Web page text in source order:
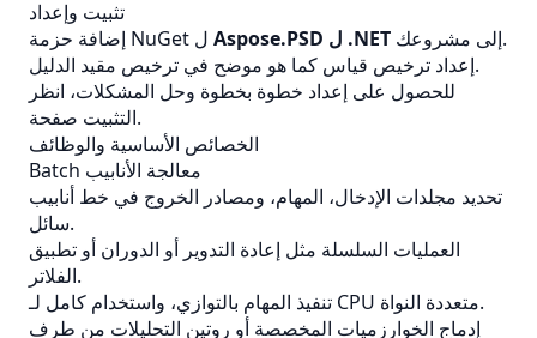
تثبيت وإعداد
Aspose.PSD ل .NET
إلى مشروعك.
إعداد ترخيص قياس كما هو موضح في ترخيص مقيد
الدليل.
للحصول على إعداد خطوة بخطوة وحل المشكلات، انظر
التثبيتصفحة.
الخصائص الأساسية والوظائف
Batch معالجة الأنابيب
تحديد مجلدات الإدخال، المهام، ومصادر الخروج في خط أنابيب
سائل.
العمليات السلسلة مثل إعادة التدوير أو الدوران أو تطبيق
الفلاتر.
تنفيذ المهام بالتوازي، واستخدام كامل لـ CPU متعددة النواة.
إدماج الخوارزميات المخصصة أو روتين التحليلات من طرف